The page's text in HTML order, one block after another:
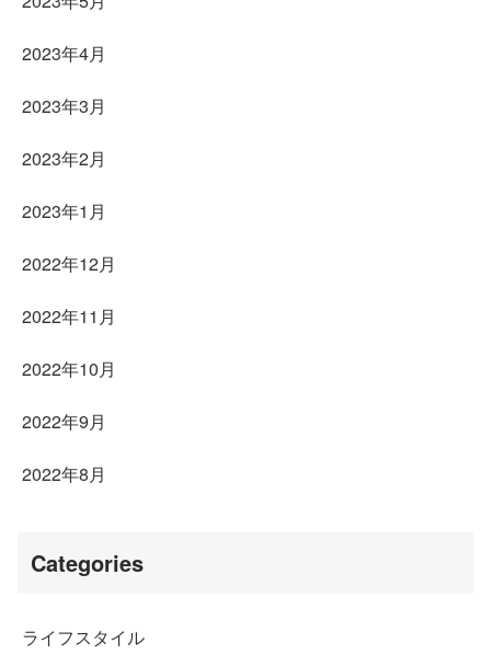
2023年4月
2023年3月
2023年2月
2023年1月
2022年12月
2022年11月
2022年10月
2022年9月
2022年8月
Categories
ライフスタイル